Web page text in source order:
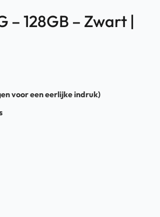
– 128GB – Zwart |
voor een eerlijke indruk)